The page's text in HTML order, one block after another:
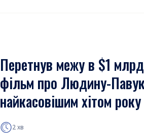
Перетнув межу в $1
фільм про Людину-
найкасовішим хітом року
2 хв